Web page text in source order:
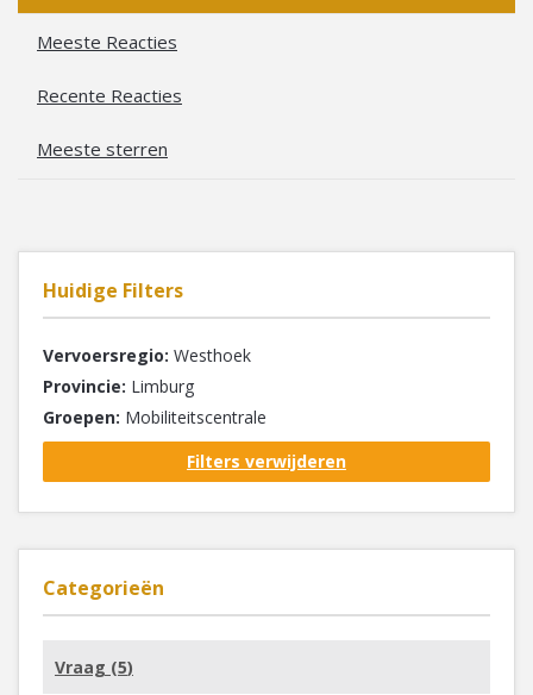
Meeste Reacties
Recente Reacties
Meeste sterren
Huidige Filters
Vervoersregio: Westhoek
Provincie: Limburg
Groepen: Mobiliteitscentrale
Filters verwijderen
Categorieën
Vraag (5)